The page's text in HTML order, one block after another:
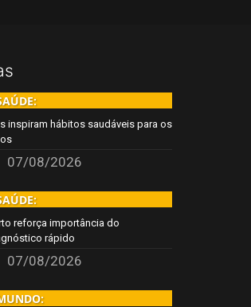
inspiram hábitos saudáveis para os
07/08/2026
reforça importância do
rápido
07/08/2026